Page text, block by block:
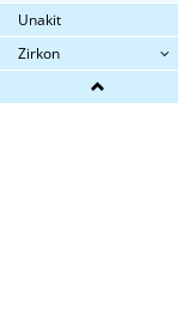
Unakit
Zirkon